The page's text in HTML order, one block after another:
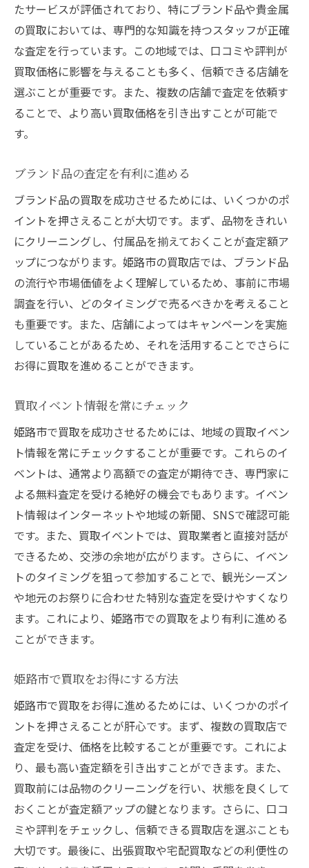
たサービスが評価されており、特にブランド品や貴金属
の買取においては、専門的な知識を持つスタッフが正確
な査定を行っています。この地域では、口コミや評判が
買取価格に影響を与えることも多く、信頼できる店舗を
選ぶことが重要です。また、複数の店舗で査定を依頼す
ることで、より高い買取価格を引き出すことが可能で
す。
ブランド品の査定を有利に進める
ブランド品の買取を成功させるためには、いくつかのポ
イントを押さえることが大切です。まず、品物をきれい
にクリーニングし、付属品を揃えておくことが査定額ア
ップにつながります。姫路市の買取店では、ブランド品
の流行や市場価値をよく理解しているため、事前に市場
調査を行い、どのタイミングで売るべきかを考えること
も重要です。また、店舗によってはキャンペーンを実施
していることがあるため、それを活用することでさらに
お得に買取を進めることができます。
買取イベント情報を常にチェック
姫路市で買取を成功させるためには、地域の買取イベン
ト情報を常にチェックすることが重要です。これらのイ
ベントは、通常より高額での査定が期待でき、専門家に
よる無料査定を受ける絶好の機会でもあります。イベン
ト情報はインターネットや地域の新聞、SNSで確認可能
です。また、買取イベントでは、買取業者と直接対話が
できるため、交渉の余地が広がります。さらに、イベン
トのタイミングを狙って参加することで、観光シーズン
や地元のお祭りに合わせた特別な査定を受けやすくなり
ます。これにより、姫路市での買取をより有利に進める
ことができます。
姫路市で買取をお得にする方法
姫路市で買取をお得に進めるためには、いくつかのポイ
ントを押さえることが肝心です。まず、複数の買取店で
査定を受け、価格を比較することが重要です。これによ
り、最も高い査定額を引き出すことができます。また、
買取前には品物のクリーニングを行い、状態を良くして
おくことが査定額アップの鍵となります。さらに、口コ
ミや評判をチェックし、信頼できる買取店を選ぶことも
大切です。最後に、出張買取や宅配買取などの利便性の